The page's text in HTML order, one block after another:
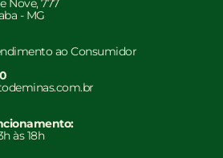
- MG
ao Consumidor
às 18h